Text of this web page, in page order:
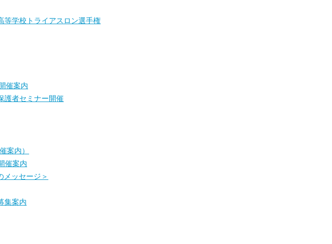
等学校トライアスロン選手権
催案内
護者セミナー開催
案内）
催案内
ッセージ＞
集案内